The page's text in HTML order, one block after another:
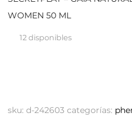
WOMEN 50 ML
12 disponibles
sku:d-242603 categorías: